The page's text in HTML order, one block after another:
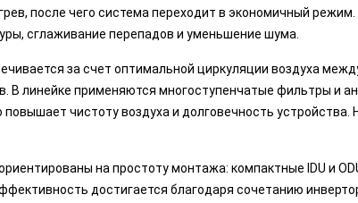
после чего система переходит в экономичный
сглаживание перепадов и уменьшение шума.
за счет оптимальной циркуляции воздуха
В линейке применяются многоступенчатые фильтры и
повышает чистоту воздуха и долговечность
на простоту монтажа: компактные IDU и
достигается благодаря сочетанию